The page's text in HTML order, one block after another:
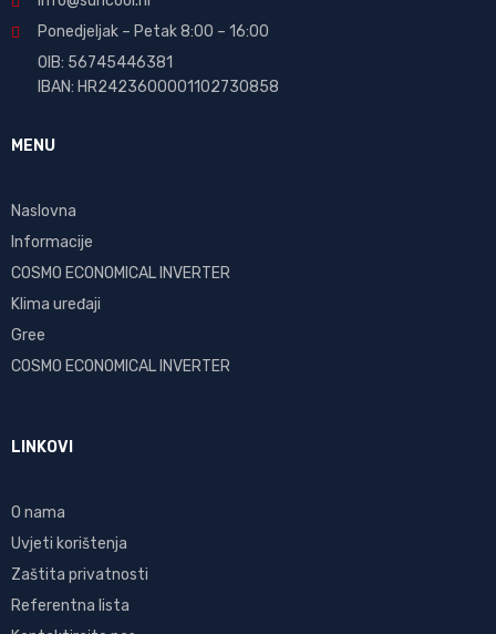
Ponedjeljak – Petak 8:00 – 16:00
OIB: 56745446381
IBAN: HR2423600001102730858
MENU
Naslovna
Informacije
COSMO ECONOMICAL INVERTER
Klima uređaji
Gree
COSMO ECONOMICAL INVERTER
LINKOVI
O nama
Uvjeti korištenja
Zaštita privatnosti
Referentna lista